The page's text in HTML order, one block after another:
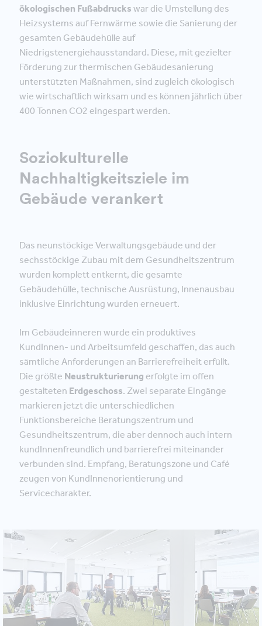
ökologischen Fußabdrucks war die Umstellung des
Heizsystems auf Fernwärme sowie die Sanierung der
gesamten Gebäudehülle auf
Niedrigstenergiehausstandard. Diese, mit gezielter
Förderung zur thermischen Gebäudesanierung
unterstützten Maßnahmen, sind zugleich ökologisch
wie wirtschaftlich wirksam und es können jährlich über
400 Tonnen CO2 eingespart werden.
Soziokulturelle
Nachhaltigkeitsziele im
Gebäude verankert
Das neunstöckige Verwaltungsgebäude und der
sechsstöckige Zubau mit dem Gesundheitszentrum
wurden komplett entkernt, die gesamte
Gebäudehülle, technische Ausrüstung, Innenausbau
inklusive Einrichtung wurden erneuert.
Im Gebäudeinneren wurde ein produktives
KundInnen- und Arbeitsumfeld geschaffen, das auch
sämtliche Anforderungen an Barrierefreiheit erfüllt.
Die größte Neustrukturierung erfolgte im offen
gestalteten Erdgeschoss. Zwei separate Eingänge
markieren jetzt die unterschiedlichen
Funktionsbereiche Beratungszentrum und
Gesundheitszentrum, die aber dennoch auch intern
kundInnenfreundlich und barrierefrei miteinander
verbunden sind. Empfang, Beratungszone und Café
zeugen von KundInnenorientierung und
Servicecharakter.